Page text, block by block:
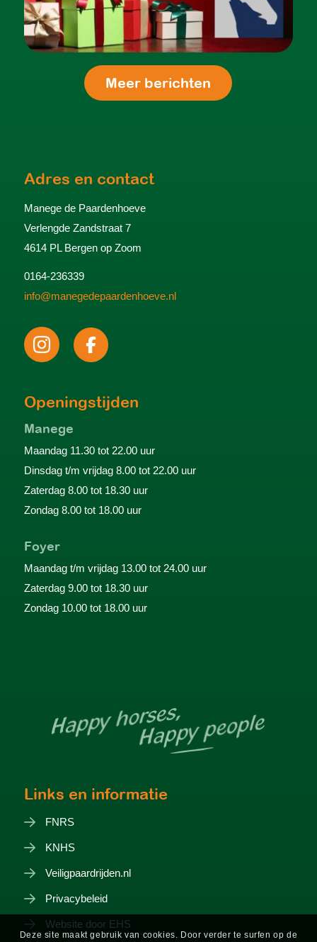
Meer berichten
Adres en contact
Manege de Paardenhoeve
Verlengde Zandstraat 7
4614 PL Bergen op Zoom
0164-236339
info@manegedepaardenhoeve.nl
Openingstijden
Manege
Maandag 11.30 tot 22.00 uur
Dinsdag t/m vrijdag 8.00 tot 22.00 uur
Zaterdag 8.00 tot 18.30 uur
Zondag 8.00 tot 18.00 uur
Foyer
Maandag t/m vrijdag 13.00 tot 24.00 uur
Zaterdag 9.00 tot 18.30 uur
Zondag 10.00 tot 18.00 uur
Links en informatie
FNRS
KNHS
Veiligpaardrijden.nl
Privacybeleid
Website door EHS
Deze site maakt gebruik van cookies. Door verder te surfen op de